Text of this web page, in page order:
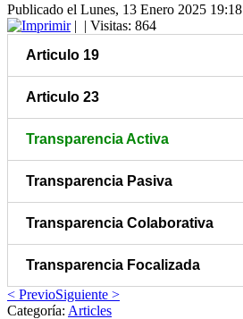
Publicado el Lunes, 13 Enero 2025 19:18
| | Visitas: 864
Articulo 19
Articulo 23
Transparencia Activa
Transparencia Pasiva
Transparencia Colaborativa
Transparencia Focalizada
< PrevioSiguiente >
Categoría: Articles